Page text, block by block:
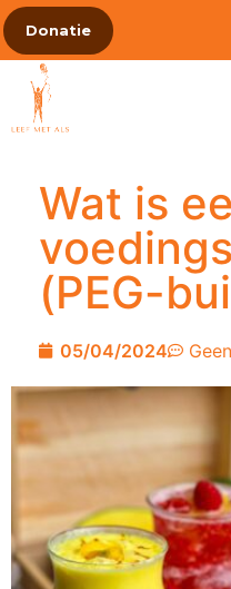
Donatie
Wat is
(PEG-
05/04/2024